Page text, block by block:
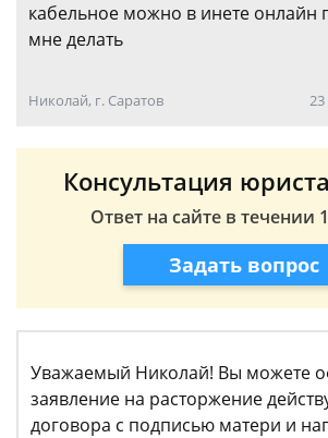
кабельное можно в инете онлайн
мне делать
Николай, г. Саратов 23
Консультация
Ответ на сайте в течении
Задать вопрос
Уважаемый Николай! Вы можете
заявление на расторжение
договора с подписью матери и